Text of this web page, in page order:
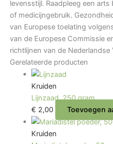
levensstijl. Raadpleeg een
of medicijngebruik.
van Europese toelating
van de Europese Commissie
richtlijnen van de Nederlandse
Gerelateerde producten
Kruiden
Lijnzaad, 250 gram.
€ 2,00 Toevoegen
Kruiden